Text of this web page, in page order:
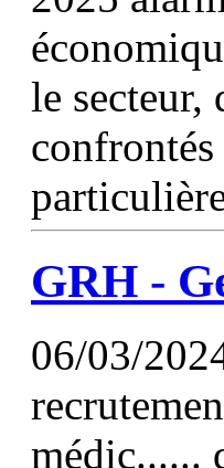
le secteur,
GRH -
06/03/
médic......